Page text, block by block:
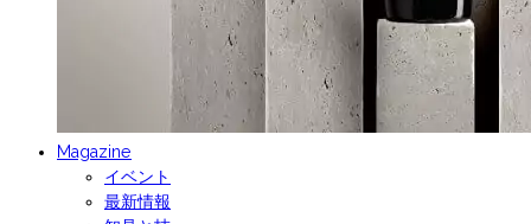
Magazine
イベント
最新情報